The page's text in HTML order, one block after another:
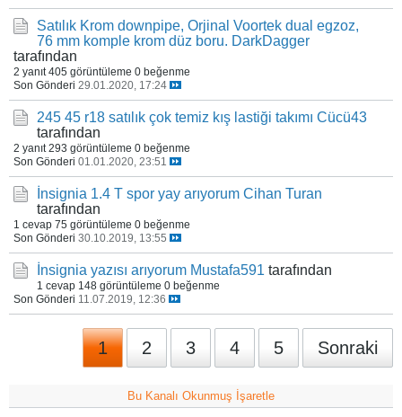
Satılık Krom downpipe, Orjinal Voortek dual egzoz,
76 mm komple krom düz boru. DarkDagger
tarafından
2 yanıt 405 görüntüleme 0 beğenme
Son Gönderi 29.01.2020, 17:24
245 45 r18 satılık çok temiz kış lastiği takımı Cücü43
tarafından
2 yanıt 293 görüntüleme 0 beğenme
Son Gönderi 01.01.2020, 23:51
İnsignia 1.4 T spor yay arıyorum Cihan Turan
tarafından
1 cevap 75 görüntüleme 0 beğenme
Son Gönderi 30.10.2019, 13:55
İnsignia yazısı arıyorum Mustafa591 tarafından
1 cevap 148 görüntüleme 0 beğenme
Son Gönderi 11.07.2019, 12:36
1 2 3 4 5 Sonraki
Bu Kanalı Okunmuş İşaretle